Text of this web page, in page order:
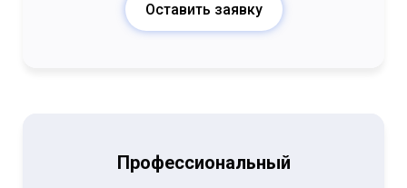
Оставить заявку
Профессиональный